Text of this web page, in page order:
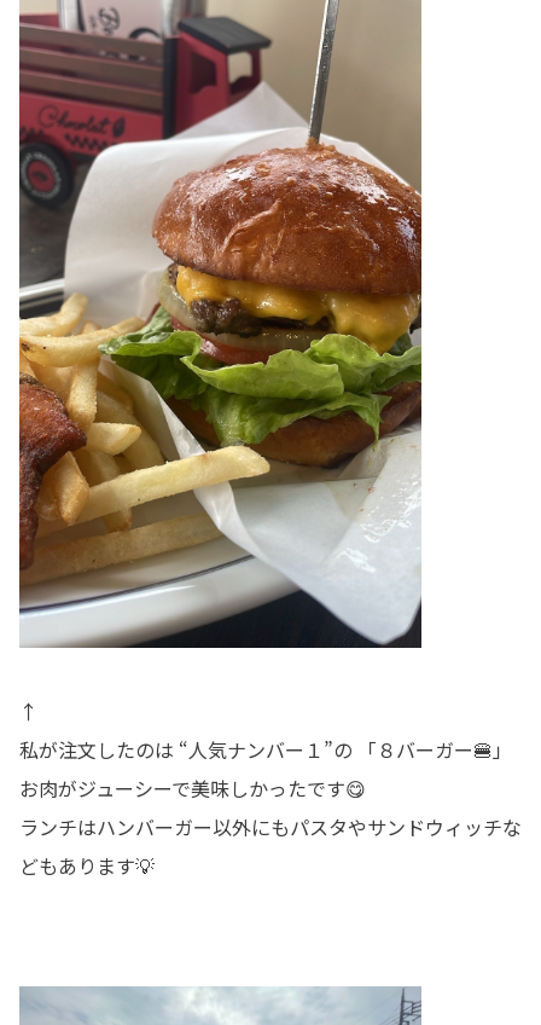
↑
私が注文したのは “人気ナンバー１”の 「８バーガー🍔」
お肉がジューシーで美味しかったです😋
ランチはハンバーガー以外にもパスタやサンドウィッチな
どもあります💡